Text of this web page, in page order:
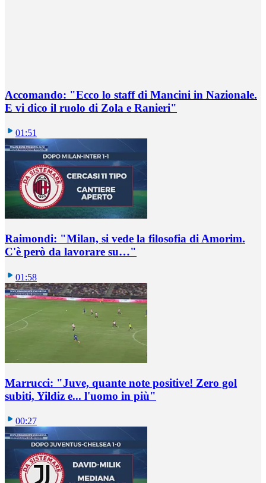
Accomando: "Ecco lo staff di Mancini in Nazionale.
E vi dico il ruolo di Zola e Ranieri"
01:51
Raimondi: "Milan, si vede la filosofia di Amorim.
C'è però da lavorare su…"
01:58
Marrucci: "Juve, quante note positive! Zero gol
subiti, Yildiz e... l'uomo in più"
00:27